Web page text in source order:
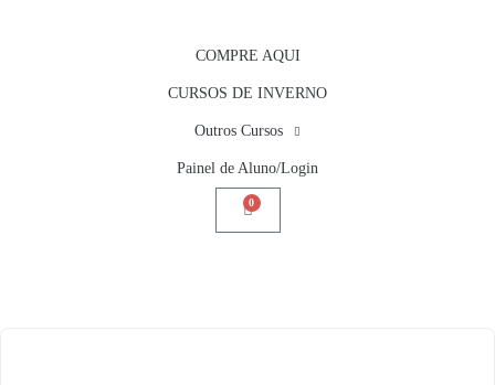
COMPRE AQUI
CURSOS DE INVERNO
Outros Cursos
Painel de Aluno/Login
0